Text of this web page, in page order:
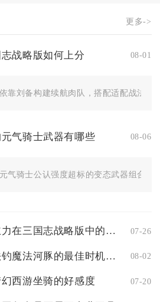
更多->
战略版如何上分 08-01
依靠刘备构建续航肉队，搭配适配战法、
气骑士武器有哪些 08-06
元气骑士公认强度超标的变态武器组合包
如何提升主力在三国志战略版中的战斗力 07-26
创造与魔法钓魔法河豚的最佳时机是什么 08-02
西游坐骑的好感度 07-20